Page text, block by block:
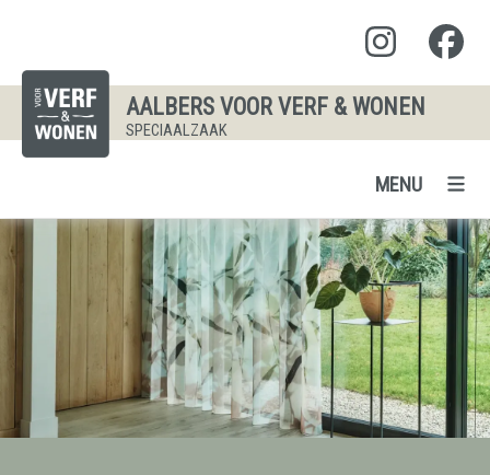
AALBERS VOOR VERF & WONEN
SPECIAALZAAK
MENU